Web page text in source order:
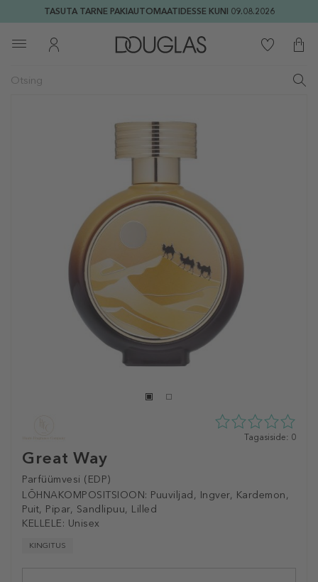
TASUTA TARNE PAKIAUTOMAATIDESSE KUNI 09.08.2026
Great Way
Parfüümvesi (EDP)
LÕHNAKOMPOSITSIOON: Puuviljad, Ingver, Kardemon,
Puit, Pipar, Sandlipuu, Lilled
KELLELE: Unisex
KINGITUS
0
Tagasiside: 0